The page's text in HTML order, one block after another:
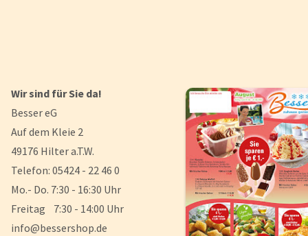
Wir sind für Sie da!
Besser eG
Auf dem Kleie 2
49176 Hilter a.T.W.
Telefon: 05424 - 22 46 0
Mo.- Do. 7:30 - 16:30 Uhr
Freitag 7:30 - 14:00 Uhr
info@bessershop.de